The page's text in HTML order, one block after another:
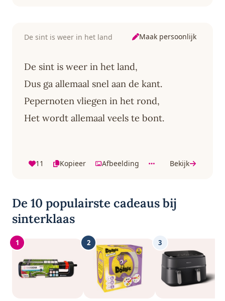
De sint is weer in het land Maak persoonlijk
De sint is weer in het land,
Dus ga allemaal snel aan de kant.
Pepernoten vliegen in het rond,
Het wordt allemaal veels te bont.
11 Kopieer Afbeelding Bekijk
De 10 populairste cadeaus bij
sinterklaas
1 2 3